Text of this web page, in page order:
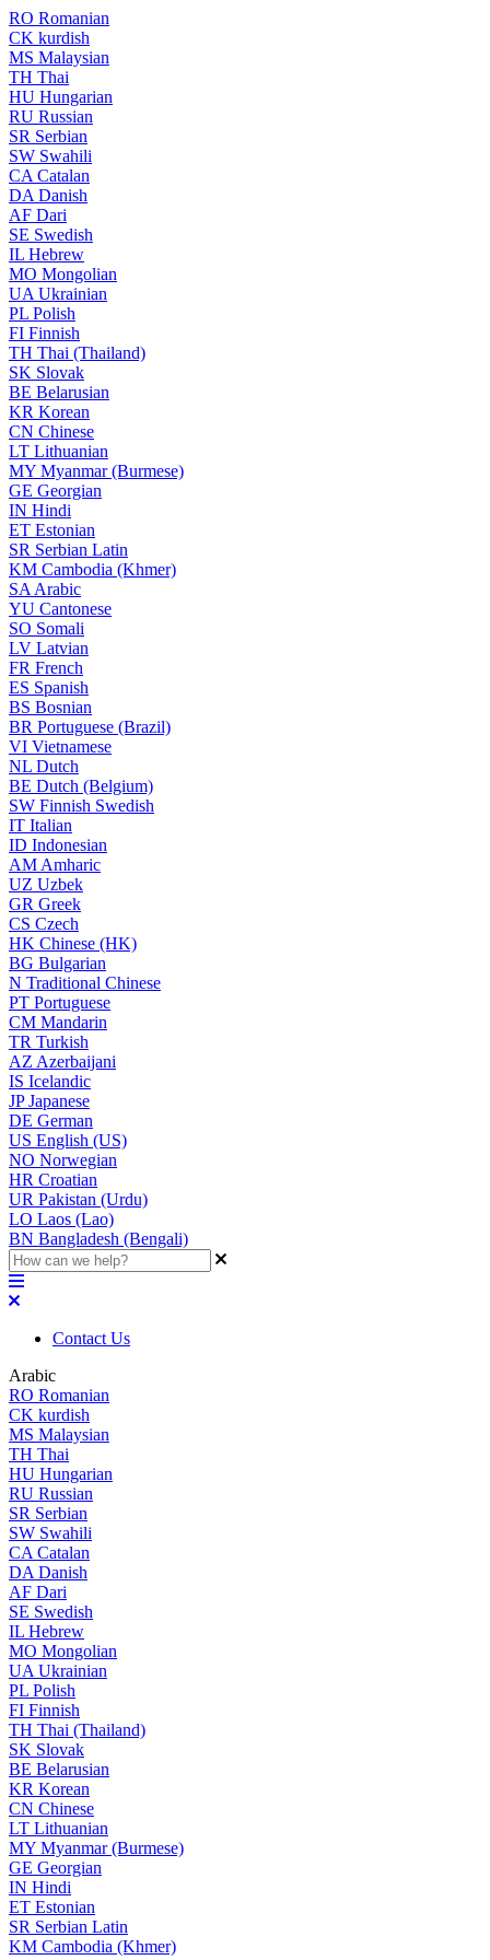
RO Romanian
CK kurdish
MS Malaysian
TH Thai
HU Hungarian
RU Russian
SR Serbian
SW Swahili
CA Catalan
DA Danish
AF Dari
SE Swedish
IL Hebrew
MO Mongolian
UA Ukrainian
PL Polish
FI Finnish
TH Thai (Thailand)
SK Slovak
BE Belarusian
KR Korean
CN Chinese
LT Lithuanian
MY Myanmar (Burmese)
GE Georgian
IN Hindi
ET Estonian
SR Serbian Latin
KM Cambodia (Khmer)
SA Arabic
YU Cantonese
SO Somali
LV Latvian
FR French
ES Spanish
BS Bosnian
BR Portuguese (Brazil)
VI Vietnamese
NL Dutch
BE Dutch (Belgium)
SW Finnish Swedish
IT Italian
ID Indonesian
AM Amharic
UZ Uzbek
GR Greek
CS Czech
HK Chinese (HK)
BG Bulgarian
N Traditional Chinese
PT Portuguese
CM Mandarin
TR Turkish
AZ Azerbaijani
IS Icelandic
JPJapanese
DE German
US English (US)
NO Norwegian
HR Croatian
UR Pakistan (Urdu)
LO Laos (Lao)
BN Bangladesh (Bengali)
Contact Us
Arabic
RO Romanian
CK kurdish
MS Malaysian
TH Thai
HU Hungarian
RU Russian
SR Serbian
SW Swahili
CA Catalan
DA Danish
AF Dari
SE Swedish
IL Hebrew
MO Mongolian
UA Ukrainian
PL Polish
FI Finnish
TH Thai (Thailand)
SK Slovak
BE Belarusian
KR Korean
CN Chinese
LT Lithuanian
MY Myanmar (Burmese)
GE Georgian
IN Hindi
ET Estonian
SR Serbian Latin
KM Cambodia (Khmer)